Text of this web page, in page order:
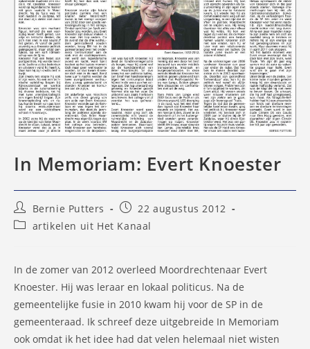
In Memoriam: Evert Knoester
Bericht
auteur:
Bernie Putters
Bericht
gepubliceerd
op:
22 augustus 2012
Berichtcategorie:
artikelen uit Het Kanaal
In de zomer van 2012 overleed Moordrechtenaar Evert
Knoester. Hij was leraar en lokaal politicus. Na de
gemeentelijke fusie in 2010 kwam hij voor de SP in de
gemeenteraad. Ik schreef deze uitgebreide In Memoriam
ook omdat ik het idee had dat velen helemaal niet wisten